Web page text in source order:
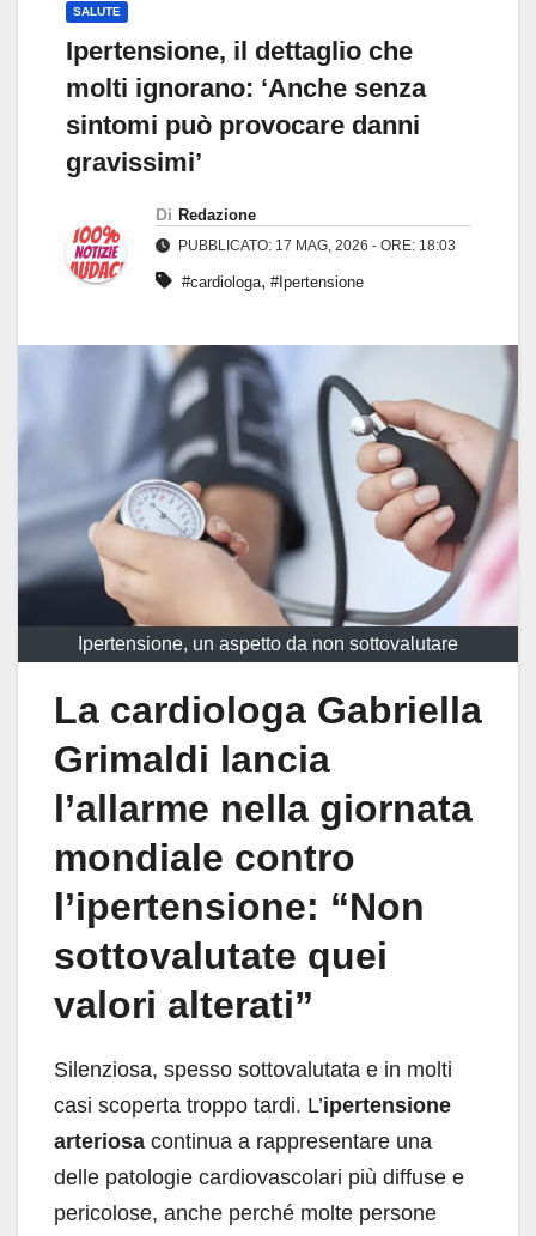
SALUTE
Ipertensione, il dettaglio che
molti ignorano: ‘Anche senza
sintomi può provocare danni
gravissimi’
Di Redazione
PUBBLICATO: 17 MAG, 2026 - ORE: 18:03
#cardiologa, #Ipertensione
Ipertensione, un aspetto da non sottovalutare
La cardiologa Gabriella
Grimaldi lancia
l’allarme nella giornata
mondiale contro
l’ipertensione: “Non
sottovalutate quei
valori alterati”
Silenziosa, spesso sottovalutata e in molti
casi scoperta troppo tardi. L’ipertensione
arteriosa continua a rappresentare una
delle patologie cardiovascolari più diffuse e
pericolose, anche perché molte persone